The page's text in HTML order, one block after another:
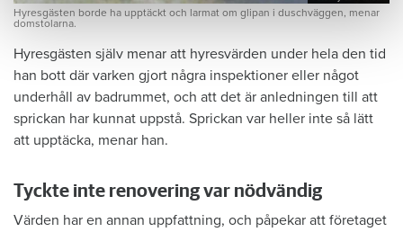
Hyresgästen borde ha upptäckt och larmat om glipan i duschväggen, menar
domstolarna.
Hyresgästen själv menar att hyresvärden under hela den tid
han bott där varken gjort några inspektioner eller något
underhåll av badrummet, och att det är anledningen till att
sprickan har kunnat uppstå. Sprickan var heller inte så lätt
att upptäcka, menar han.
Tyckte inte renovering var nödvändig
Värden har en annan uppfattning, och påpekar att företaget